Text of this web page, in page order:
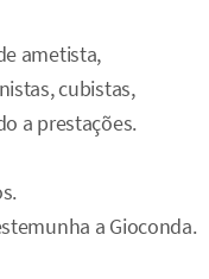
ametista,
cubistas,
a prestações.
a Gioconda.